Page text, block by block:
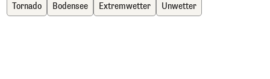
Tornado Bodensee Extremwetter Unwetter